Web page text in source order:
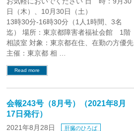
日（木）、10月30日（土）
13時30分-16時30分（1人1時間、3名
迄） 場所：東京都障害者福祉会館 1階
相談室 対象：東京都在住、在勤の方優先
主催：東京都 相 …
Read more
会報243号（8月号）（2021年8月
17日発行）
2021年8月28日 肝臓のひろば